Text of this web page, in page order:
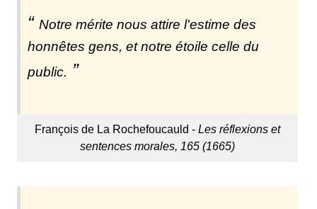
Notre mérite nous attire l'estime des
honnêtes gens, et notre étoile celle du
public.
François de La Rochefoucauld - Les réflexions et
sentences morales, 165 (1665)